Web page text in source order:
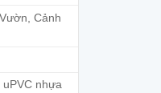
Cảnh
nhựa